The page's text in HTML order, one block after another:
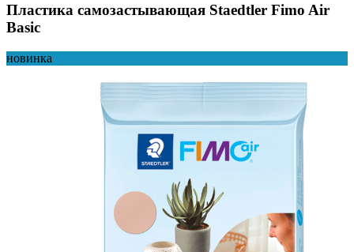
Пластика самозастывающая Staedtler Fimo Air
Basic
новинка